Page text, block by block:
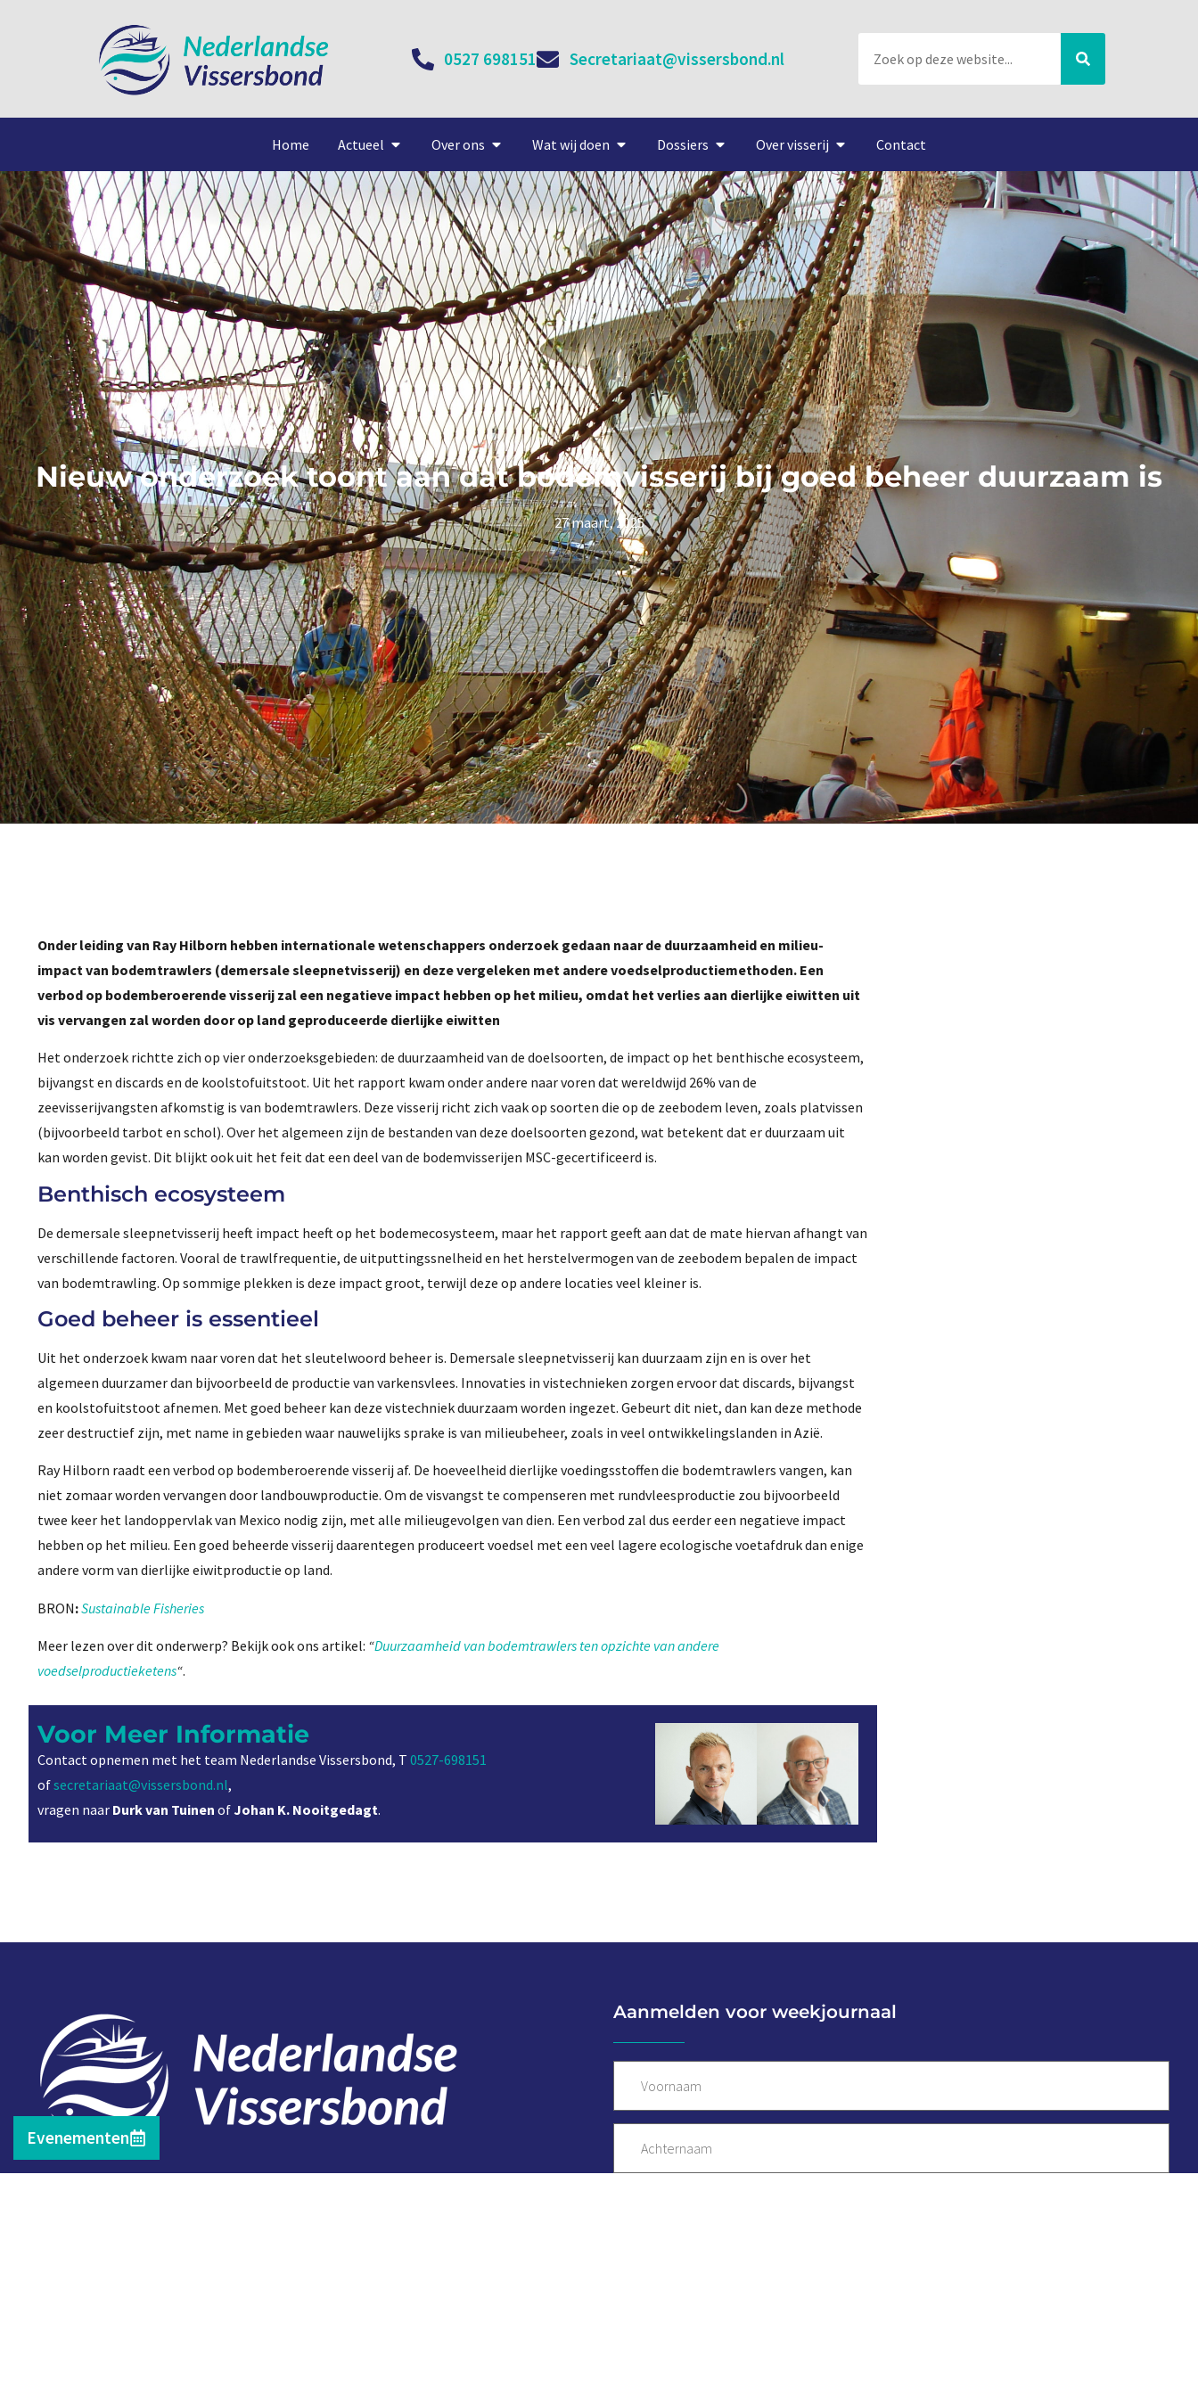
0527 698151 Secretariaat@vissersbond.nl
Home Actueel Over ons Wat wij doen Dossiers Over visserij Contact
Nieuw onderzoek toont aan dat bodemvisserij bij goed beheer duurzaam is
27 maart, 2025
Onder leiding van Ray Hilborn hebben internationale wetenschappers onderzoek gedaan naar de duurzaamheid en milieu-
impact van bodemtrawlers (demersale sleepnetvisserij) en deze vergeleken met andere voedselproductiemethoden. Een
verbod op bodemberoerende visserij zal een negatieve impact hebben op het milieu, omdat het verlies aan dierlijke eiwitten uit
vis vervangen zal worden door op land geproduceerde dierlijke eiwitten
Het onderzoek richtte zich op vier onderzoeksgebieden: de duurzaamheid van de doelsoorten, de impact op het benthische ecosysteem,
bijvangst en discards en de koolstofuitstoot. Uit het rapport kwam onder andere naar voren dat wereldwijd 26% van de
zeevisserijvangsten afkomstig is van bodemtrawlers. Deze visserij richt zich vaak op soorten die op de zeebodem leven, zoals platvissen
(bijvoorbeeld tarbot en schol). Over het algemeen zijn de bestanden van deze doelsoorten gezond, wat betekent dat er duurzaam uit
kan worden gevist. Dit blijkt ook uit het feit dat een deel van de bodemvisserijen MSC-gecertificeerd is.
Benthisch ecosysteem
De demersale sleepnetvisserij heeft impact heeft op het bodemecosysteem, maar het rapport geeft aan dat de mate hiervan afhangt van
verschillende factoren. Vooral de trawlfrequentie, de uitputtingssnelheid en het herstelvermogen van de zeebodem bepalen de impact
van bodemtrawling. Op sommige plekken is deze impact groot, terwijl deze op andere locaties veel kleiner is.
Goed beheer is essentieel
Uit het onderzoek kwam naar voren dat het sleutelwoord beheer is. Demersale sleepnetvisserij kan duurzaam zijn en is over het
algemeen duurzamer dan bijvoorbeeld de productie van varkensvlees. Innovaties in vistechnieken zorgen ervoor dat discards, bijvangst
en koolstofuitstoot afnemen. Met goed beheer kan deze vistechniek duurzaam worden ingezet. Gebeurt dit niet, dan kan deze methode
zeer destructief zijn, met name in gebieden waar nauwelijks sprake is van milieubeheer, zoals in veel ontwikkelingslanden in Azië.
Ray Hilborn raadt een verbod op bodemberoerende visserij af. De hoeveelheid dierlijke voedingsstoffen die bodemtrawlers vangen, kan
niet zomaar worden vervangen door landbouwproductie. Om de visvangst te compenseren met rundvleesproductie zou bijvoorbeeld
twee keer het landoppervlak van Mexico nodig zijn, met alle milieugevolgen van dien. Een verbod zal dus eerder een negatieve impact
hebben op het milieu. Een goed beheerde visserij daarentegen produceert voedsel met een veel lagere ecologische voetafdruk dan enige
andere vorm van dierlijke eiwitproductie op land.
BRON:Sustainable Fisheries
Meer lezen over dit onderwerp? Bekijk ook ons artikel: “Duurzaamheid van bodemtrawlers ten opzichte van andere
voedselproductieketens“.
Voor Meer Informatie
Contact opnemen met het team Nederlandse Vissersbond, T 0527-698151
ofsecretariaat@vissersbond.nl,
vragen naar Durk van Tuinen ofJohan K. Nooitgedagt.
Evenementen
Aanmelden voor weekjournaal